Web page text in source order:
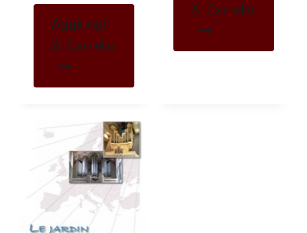
Aggiungi
Al Carrello
Al Carrello